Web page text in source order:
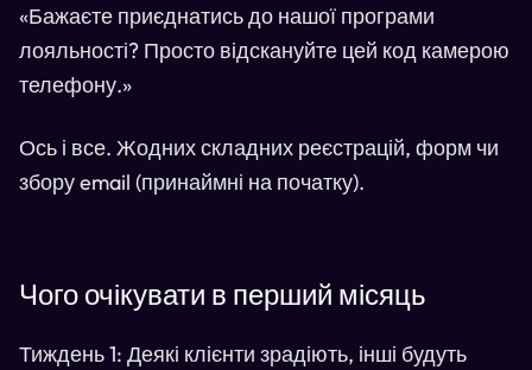
«Бажаєте приєднатись до нашої програми
лояльності? Просто відскануйте цей код камерою
телефону.»
Ось і все. Жодних складних реєстрацій, форм чи
збору email (принаймні на початку).
Чого очікувати в перший місяць
Тиждень 1: Деякі клієнти зрадіють, інші будуть